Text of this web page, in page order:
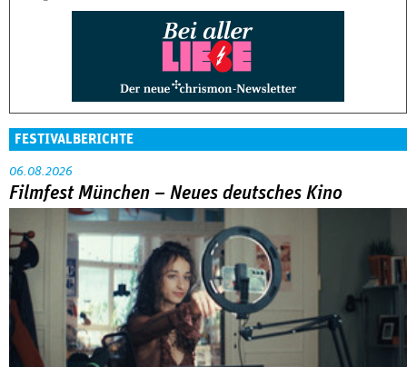
FESTIVALBERICHTE
06.08.2026
Filmfest München – Neues deutsches Kino